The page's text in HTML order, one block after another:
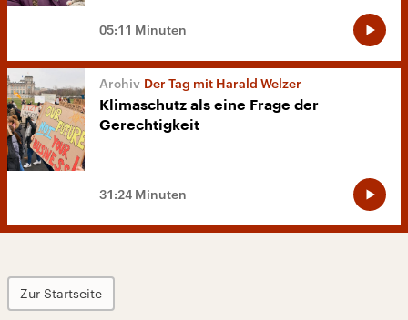
05:11 Minuten
Der Tag mit Harald Welzer
Klimaschutz als eine Frage der
Gerechtigkeit
31:24 Minuten
Zur Startseite